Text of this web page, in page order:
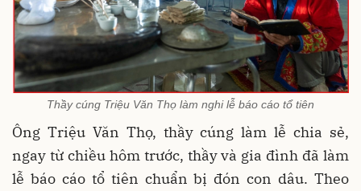
Thầy cúng Triệu Văn Thọ làm nghi lễ báo cáo tổ tiên
Ông Triệu Văn Thọ, thầy cúng làm lễ chia sẻ,
ngay từ chiều hôm trước, thầy và gia đình đã làm
lễ báo cáo tổ tiên chuẩn bị đón con dâu. Theo